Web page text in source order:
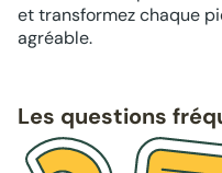
et transformez chaque
agréable.
Les questions